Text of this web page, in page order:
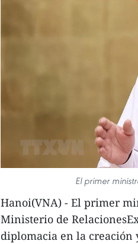
El primer
Hanoi(VNA) - El primer
Ministerio de
diplomacia en la